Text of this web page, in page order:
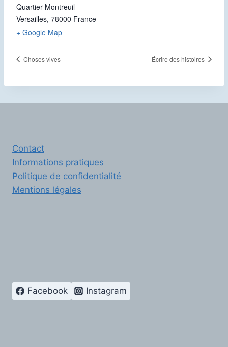
Quartier Montreuil
Versailles, 78000 France
+ Google Map
Choses vives Écrire des histoires
Contact
Informations pratiques
Politique de confidentialité
Mentions légales
Facebook Instagram